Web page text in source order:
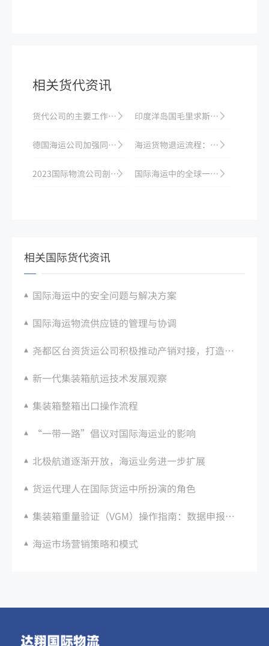
相关货代资讯
货代公司的主要工作内容是什么，经营特点有哪些？ 印度洋岛国毛里求斯海运市场逐渐崛起
德国海运公司加强同海上保险合作，为船舶安全保驾护航 海运货物退运流程：退运原因与报关要求
2023国际物流公司剖析国际货运的难题 国际海运中的全球一体化与协作
相关国际货代资讯
国际海运中的安全问题与解决方案
国际海运物流供应链的管理与协调
尧都区台资货运公司积极推动产销对接，打造国际海运货物交流平台
新一代集装箱航运技术发展观察
集装箱整箱出口操作流程
“一带一路”倡议对国际海运业的影响
北极航道逐渐开放，海运业务进一步扩展
货运代理人在国际货运中所扮演的角色
集装箱重量验证（VGM）操作指南：数据申报与审核要求
海运市场营销策略和模式